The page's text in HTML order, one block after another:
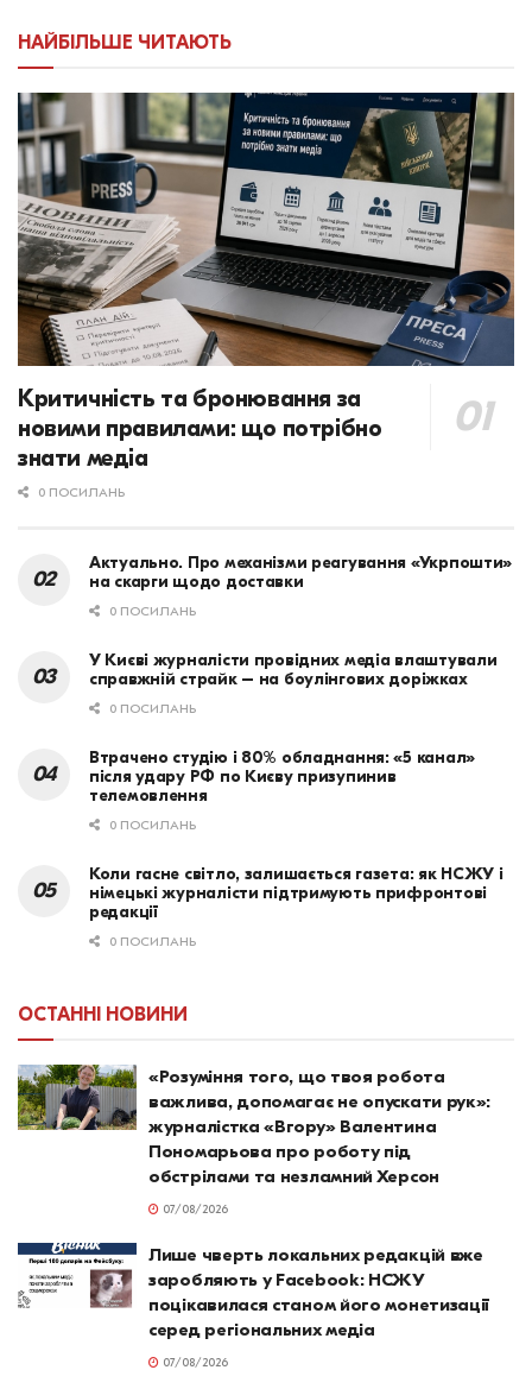
НАЙБІЛЬШЕ ЧИТАЮТЬ
Критичність та бронювання за
новими правилами: що потрібно
знати медіа
0 ПОСИЛАНЬ
Актуально. Про механізми реагування «Укрпошти»
на скарги щодо доставки
0 ПОСИЛАНЬ
У Києві журналісти провідних медіа влаштували
справжній страйк – на боулінгових доріжках
0 ПОСИЛАНЬ
Втрачено студію і 80% обладнання: «5 канал»
після удару РФ по Києву призупинив
телемовлення
0 ПОСИЛАНЬ
Коли гасне світло, залишається газета: як НСЖУ і
німецькі журналісти підтримують прифронтові
редакції
0 ПОСИЛАНЬ
ОСТАННІ НОВИНИ
«Розуміння того, що твоя робота
важлива, допомагає не опускати рук»:
журналістка «Вгору» Валентина
Пономарьова про роботу під
обстрілами та незламний Херсон
07/08/2026
Лише чверть локальних редакцій вже
заробляють у Facebook: НСЖУ
поцікавилася станом його монетизації
серед регіональних медіа
07/08/2026